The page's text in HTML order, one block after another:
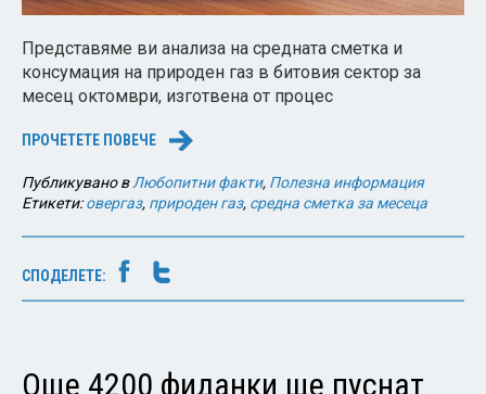
Представяме ви анализа на средната сметка и
консумация на природен газ в битовия сектор за
месец октомври, изготвена от процес
ПРОЧЕТЕТЕ ПОВЕЧЕ →
Публикувано вЛюбопитни факти, Полезна информация
Етикети:овергаз, природен газ, средна сметка за месеца
СПОДЕЛЕТЕ:
Още 4200 фиданки ще пуснат